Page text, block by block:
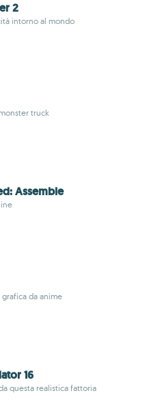
2
intorno al mondo
truck
Assemble
da anime
16
questa realistica fattoria